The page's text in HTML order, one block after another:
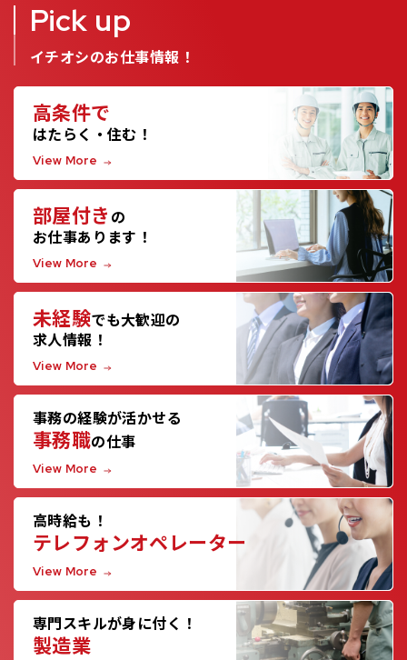
Pick up
イチオシのお仕事情報！
高条件で
はたらく・住む！
View More
部屋付き の
お仕事あります！
View More
未経験でも大歓迎の
求人情報！
View More
事務の経験が活かせる
事務職の仕事
View More
高時給も！
テレフォンオペレーター
View More
専門スキルが身に付く！
製造業